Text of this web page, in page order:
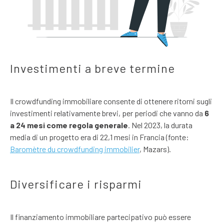
Investimenti a breve termine
Il crowdfunding immobiliare consente di ottenere ritorni sugli
investimenti relativamente brevi, per periodi che vanno da 6
a 24 mesi come regola generale . Nel 2023, la durata
media di un progetto era di 22,1 mesi in Francia (fonte:
Baromètre du crowdfunding immobilier, Mazars).
Diversificare i risparmi
Il finanziamento immobiliare partecipativo può essere